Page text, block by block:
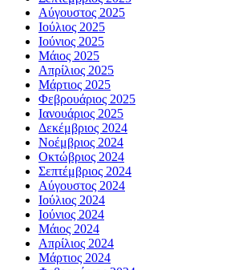
Αύγουστος 2025
Ιούλιος 2025
Ιούνιος 2025
Μάιος 2025
Απρίλιος 2025
Μάρτιος 2025
Φεβρουάριος 2025
Ιανουάριος 2025
Δεκέμβριος 2024
Νοέμβριος 2024
Οκτώβριος 2024
Σεπτέμβριος 2024
Αύγουστος 2024
Ιούλιος 2024
Ιούνιος 2024
Μάιος 2024
Απρίλιος 2024
Μάρτιος 2024